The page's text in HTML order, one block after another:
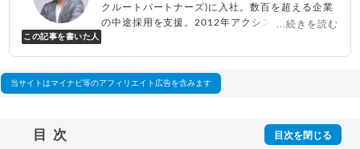
この記事を書いた人
クルートパートナーズ)に入社。数百を超える企業
の中途採用を支援。2012年アクシス(株)設立、代
べらない転職エージェント
...続きを読む
当サイトはマイナビ等のアフィリエイト広告を含みます
目次